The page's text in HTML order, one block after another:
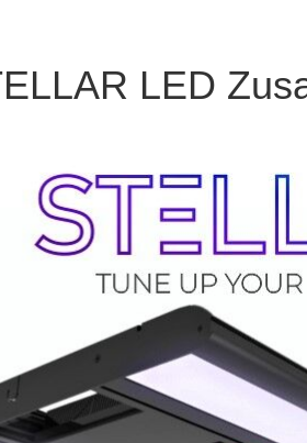
LED